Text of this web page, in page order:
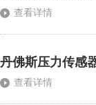
查看详情
丹佛斯压力传感
查看详情